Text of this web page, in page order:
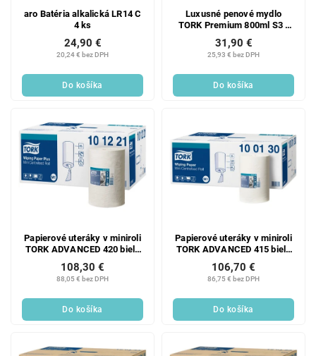
aro Batéria alkalická LR14 C
4 ks
20,24 € bez DPH
24,90 €
Do košíka
Luxusné penové mydlo
TORK Premium 800ml S3 -
1ks
25,93 € bez DPH
31,90 €
Do košíka
Papierové uteráky v miniroli
TORK ADVANCED 420 biela
M1 - 11ks
88,05 € bez DPH
108,30 €
Do košíka
Papierové uteráky v miniroli
TORK ADVANCED 415 biela
M1 - 11ks
86,75 € bez DPH
106,70 €
Do košíka